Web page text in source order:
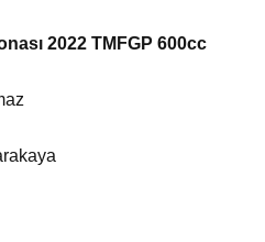
2022 TMFGP 600cc